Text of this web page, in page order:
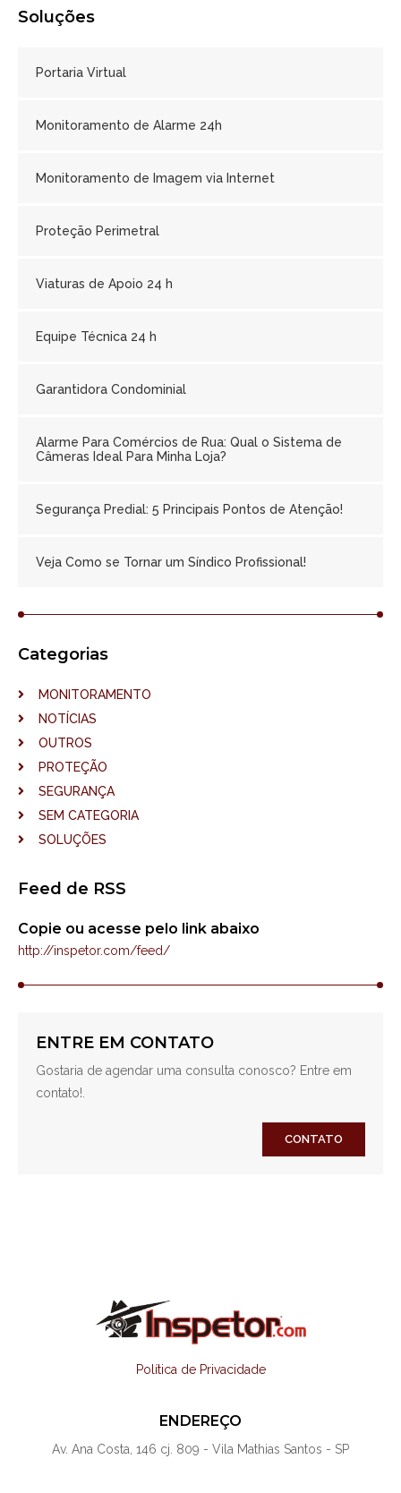
Soluções
Portaria Virtual
Monitoramento de Alarme 24h
Monitoramento de Imagem via Internet
Proteção Perimetral
Viaturas de Apoio 24 h
Equipe Técnica 24 h
Garantidora Condominial
Alarme Para Comércios de Rua: Qual o Sistema de
Câmeras Ideal Para Minha Loja?
Segurança Predial: 5 Principais Pontos de Atenção!
Veja Como se Tornar um Síndico Profissional!
Categorias
MONITORAMENTO
NOTÍCIAS
OUTROS
PROTEÇÃO
SEGURANÇA
SEM CATEGORIA
SOLUÇÕES
Feed de RSS
Copie ou acesse pelo link abaixo
http://inspetor.com/feed/
ENTRE EM CONTATO
Gostaria de agendar uma consulta conosco? Entre em
contato!.
CONTATO
Política de Privacidade
ENDEREÇO
Av. Ana Costa, 146 cj. 809 - Vila Mathias Santos - SP